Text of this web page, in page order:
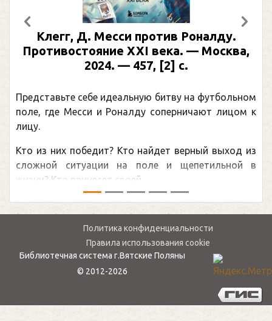
Клегг, Д. Месси против Роналду.
Противостояние XXI века. — Москва,
2024. — 457, [2] с.
Представьте себе идеальную битву на футбольном
поле, где Месси и Роналду соперничают лицом к
лицу.
Кто из них победит? Кто найдет верный выход из
сложной ситуации на поле и щепетильной в
жизни? Кто принесет своей ...
Предыдущий
Политика конфиденциальности
Правила использования cookie
Библиотечная система г.Вятские Поляны
© 2012-2026